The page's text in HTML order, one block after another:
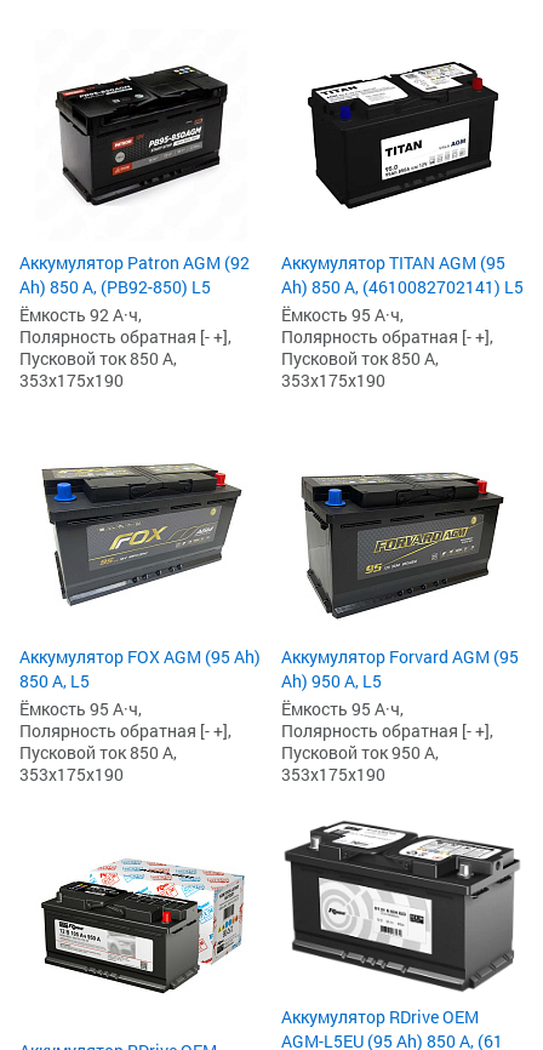
Аккумулятор Patron AGM (92
Ah) 850 А, (PB92-850) L5
Ёмкость 92 А·ч,
Полярность обратная [- +],
Пусковой ток 850 А,
353x175x190
Аккумулятор TITAN AGM (95
Ah) 850 А, (4610082702141) L5
Ёмкость 95 А·ч,
Полярность обратная [- +],
Пусковой ток 850 А,
353x175x190
Аккумулятор FOX AGM (95 Ah)
850 А, L5
Ёмкость 95 А·ч,
Полярность обратная [- +],
Пусковой ток 850 А,
353x175x190
Аккумулятор Forvard AGM (95
Ah) 950 А, L5
Ёмкость 95 А·ч,
Полярность обратная [- +],
Пусковой ток 950 А,
353x175x190
Аккумулятор RDrive OEM
AGM-L5EU (95 Ah) 850 А, (61